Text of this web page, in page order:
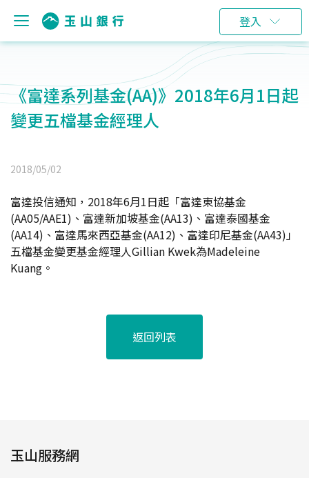
登入
《富達系列基金(AA)》2018年6月1日起
變更五檔基金經理人
2018/05/02
富達投信通知，2018年6月1日起「富達東協基金
(AA05/AAE1)、富達新加坡基金(AA13)、富達泰國基金
(AA14)、富達馬來西亞基金(AA12)、富達印尼基金(AA43)」
五檔基金變更基金經理人Gillian Kwek為Madeleine
Kuang。
返回列表
玉山服務網